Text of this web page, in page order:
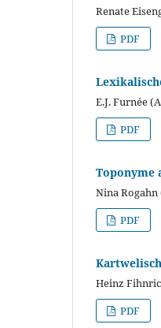
Renate
PDF
E.J. Furnée
PDF
Toponyme
Nina
PDF
Heinz
PDF